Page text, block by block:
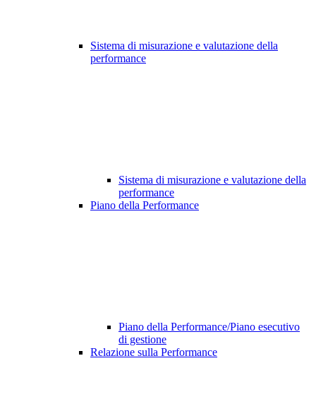
Sistema di misurazione e valutazione della
performance
Sistema di misurazione e valutazione della
performance
Piano della Performance
Piano della Performance/Piano esecutivo
di gestione
Relazione sulla Performance